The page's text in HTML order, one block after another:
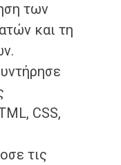
των
και τη
CSS,
τις